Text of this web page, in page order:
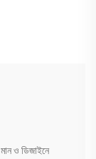
ও ডিজাইনে